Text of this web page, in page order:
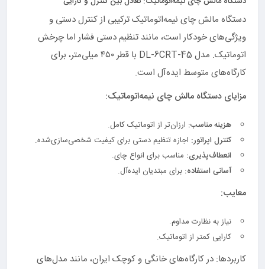
دستگاه مالش چای نیمه‌اتوماتیک ترکیبی از کنترل دستی و
ویژگی‌های خودکار است، مانند تنظیم دستی فشار اما چرخش
اتوماتیک. مدل DL-6CRT-45 با قطر ۴۵۰ میلی‌متر، برای
کارگاه‌های متوسط ایده‌آل است.
مزایای دستگاه مالش چای نیمه‌اتوماتیک:
هزینه مناسب: ارزان‌تر از اتوماتیک کامل.
کنترل اپراتور: اجازه تنظیم دستی برای کیفیت شخصی‌سازی‌شده.
انعطاف‌پذیری: مناسب برای انواع چای.
آسانی استفاده: برای مبتدیان ایده‌آل.
معایب:
نیاز به نظارت مداوم.
کارایی کمتر از اتوماتیک.
کاربردها: در کارگاه‌های خانگی و کوچک ایران، مانند مدل‌های